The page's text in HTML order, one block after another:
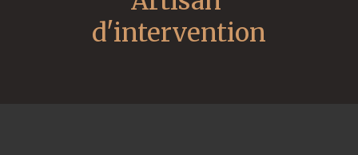
d'intervention